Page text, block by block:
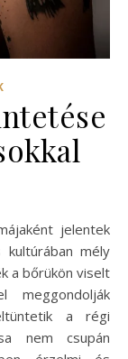
mély
a bőrükön viselt
meggondolják
a régi
nem csupán